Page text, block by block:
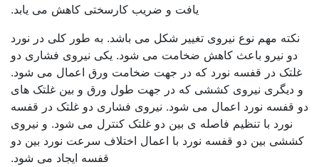
یافت و ضریب کارسختی کاهش می یابد.
نکته مهم نوع نیروی تغییر شکل می باشد. به طور کلی در نورد
دو نیرو باعث کاهش ضخامت می شود. یکی نیروی فشاری دو
غلتک در قفسه نورد که در جهت ضخامت ورق اعمال می شود.
و دیگری نیروی کششی که در جهت طول ورق و بین غلتک های
دو قفسه نورد اعمال می شود. نیروی فشاری دو غلتک در قفسه
نورد با تنظیم فاصله ی بین دو غلتک کنترل می شود. و نیروی
کششی بین دو قفسه نورد با اعمال اختلاف سرعت نورد بین دو
قفسه ایجاد می شود.